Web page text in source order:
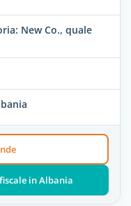
New Co., quale
in Albania